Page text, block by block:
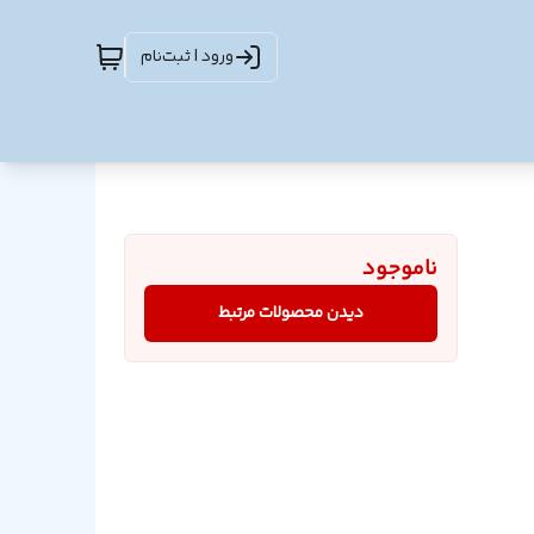
ورود | ثبت‌نام
ناموجود
دیدن محصولات مرتبط